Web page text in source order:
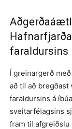
faraldursins
Í greinargerð
að til að bregðast
faraldursins á
sveitarfélagsins
fram til afgreiðslu